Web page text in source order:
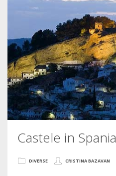
Castele in Spania
DIVERSE CRISTINA BAZAVAN